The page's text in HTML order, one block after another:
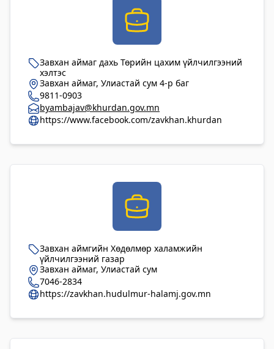
Завхан аймаг дахь Төрийн цахим үйлчилгээний
хэлтэс
Завхан аймаг, Улиастай сум 4-р баг
9811-0903
byambajav@khurdan.gov.mn
https://www.facebook.com/zavkhan.khurdan
Завхан аймгийн Хөдөлмөр халамжийн
үйлчилгээний газар
Завхан аймаг, Улиастай сум
7046-2834
https://zavkhan.hudulmur-halamj.gov.mn